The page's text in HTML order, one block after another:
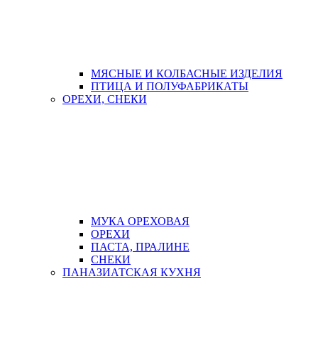
МЯСНЫЕ И КОЛБАСНЫЕ ИЗДЕЛИЯ
ПТИЦА И ПОЛУФАБРИКАТЫ
ОРЕХИ, СНЕКИ
МУКА ОРЕХОВАЯ
ОРЕХИ
ПАСТА, ПРАЛИНЕ
СНЕКИ
ПАНАЗИАТСКАЯ КУХНЯ